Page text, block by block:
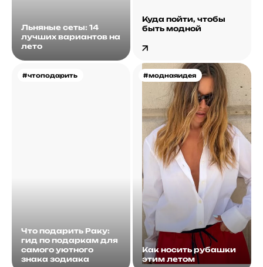
Льняные сеты: 14
лучших вариантов на
лето
Куда пойти, чтобы
быть модной
#чтоподарить
Что подарить Раку:
гид по подаркам для
самого уютного
знака зодиака
#моднаяидея
Как носить рубашки
этим летом